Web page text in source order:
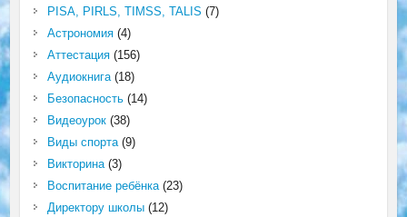
PISA, PIRLS, TIMSS, TALIS (7)
Астрономия(4)
Аттестация(156)
Аудиокнига(18)
Безопасность(14)
Видеоурок(38)
Виды спорта(9)
Викторина(3)
Воспитание ребёнка(23)
Директору школы(12)